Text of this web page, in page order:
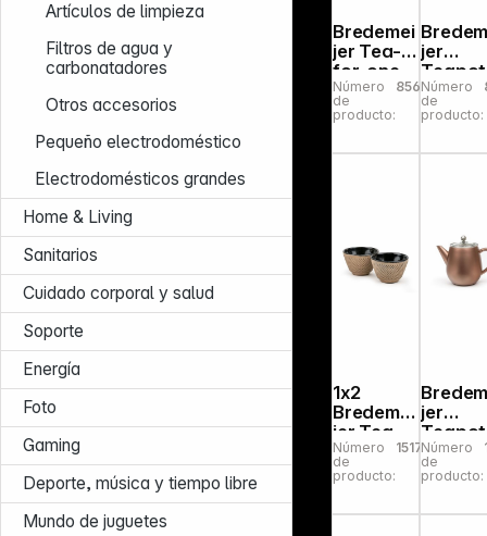
Artículos de limpieza
Filtros de agua y
carbonatadores
Otros accesorios
Pequeño electrodoméstico
Electrodomésticos grandes
Home & Living
Sanitarios
Cuidado corporal y salud
Soporte
Energía
Foto
Gaming
Deporte, música y tiempo libre
Mundo de juguetes
Bredemei
jer Tea-
for-one
Umea
beige /
Acacia
Lid
Número
de
producto:
856557
jer
Teapot
Linhai
Cast
petrol
gold
Número
de
producto:
1x2
Bredemei
jer Tea
Cups
Xilin Cast
Iron
camel
Número
de
producto:
151736
jer
Teapot
Eva 1,1l
rust
brown
111019
Número
de
producto: